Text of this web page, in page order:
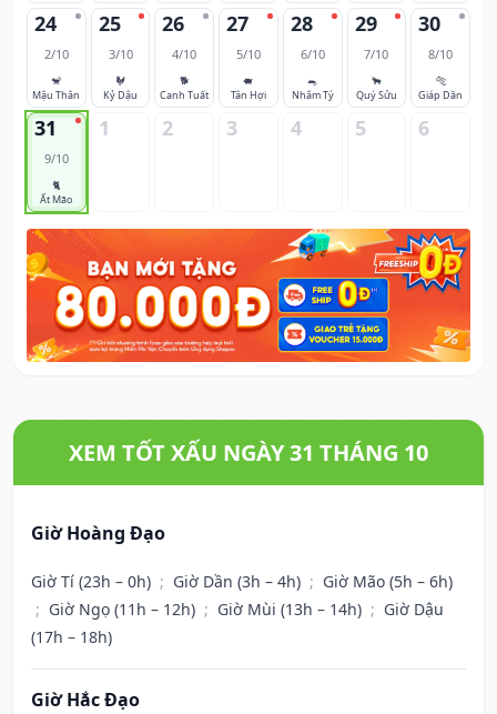
24
2/10
🐒
Mậu Thân
25
3/10
🐓
Kỷ Dậu
26
4/10
🐕
Canh Tuất
27
5/10
🐖
Tân Hợi
28
6/10
🐀
Nhâm Tý
29
7/10
🐂
Quý Sửu
30
8/10
🐅
Giáp Dần
31
9/10
🐈
Ất Mão
1 2 3 4 5 6
XEM TỐT XẤU NGÀY 31 THÁNG 10
Giờ Hoàng Đạo
Giờ Tí (23h – 0h) ; Giờ Dần (3h – 4h) ; Giờ Mão (5h – 6h)
; Giờ Ngọ (11h – 12h) ; Giờ Mùi (13h – 14h) ; Giờ Dậu
(17h – 18h)
Giờ Hắc Đạo